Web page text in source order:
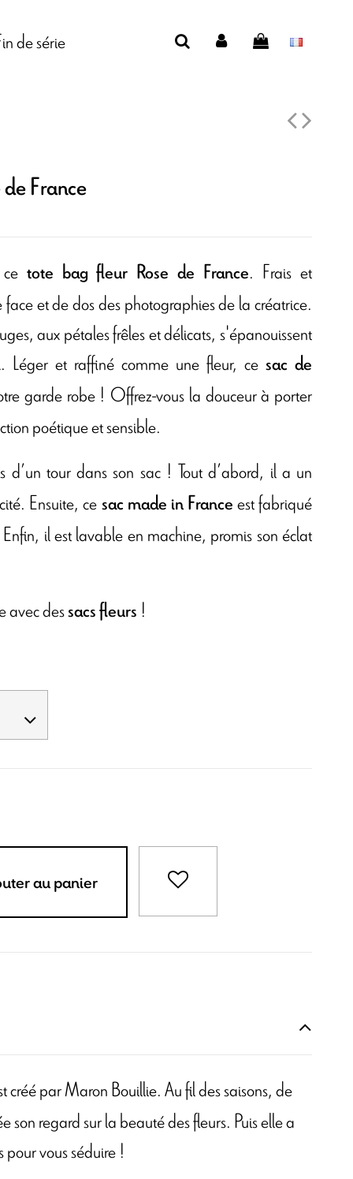
de série
France
tote bag fleur Rose de France. Frais et
et de dos des photographies de la créatrice.
aux pétales frêles et délicats, s'épanouissent
. Léger et raffiné comme une fleur, ce sac de
garde robe ! Offrez-vous la douceur à porter
poétique et sensible.
tour dans son sac ! Tout d’abord, il a un
Ensuite, cesac made in Franceest fabriqué
il est lavable en machine, promis son éclat
avec dessacs fleurs !
au panier
créé par Maron Bouillie. Au fil des saisons, de
son regard sur la beauté des fleurs. Puis elle a
pour vous séduire !